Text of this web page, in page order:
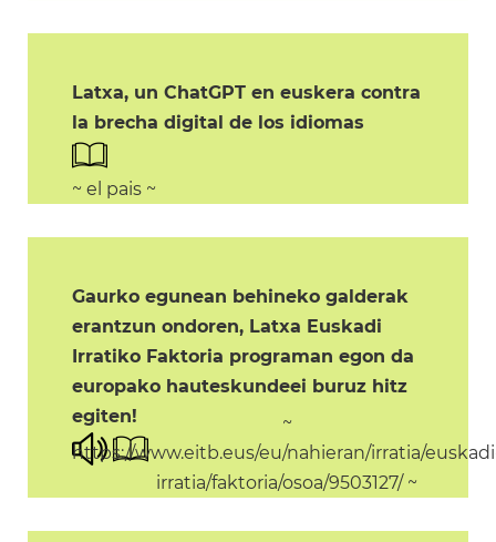
Latxa, un ChatGPT en euskera contra
la brecha digital de los idiomas
~ el pais ~
Gaurko egunean behineko galderak
erantzun ondoren, Latxa Euskadi
Irratiko Faktoria programan egon da
europako hauteskundeei buruz hitz
egiten!
~
https://www.eitb.eus/eu/nahieran/irratia/
irratia/faktoria/osoa/9503127/ ~